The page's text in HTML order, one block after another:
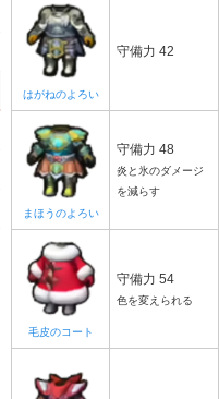
はがねのよろい
守備力 42
まほうのよろい
守備力 48
炎と氷のダメージ
を減らす
毛皮のコート
守備力 54
色を変えられる